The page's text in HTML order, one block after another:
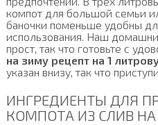
компот для большой семьи
баночки поменьше удобны
использования. Наш
прост, так что готовьте с
на зиму рецепт на 1
указан внизу, так что
ИНГРЕДИЕНТЫ ДЛЯ
КОМПОТА ИЗ СЛИВ